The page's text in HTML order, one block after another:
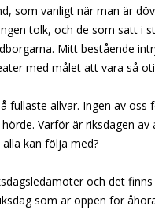
som vanligt när man är
tolk, och de som satt i
Mitt bestående
med målet att vara så
fullaste allvar. Ingen av oss
Varför är riksdagen av
kan följa med?
och det
som är öppen för